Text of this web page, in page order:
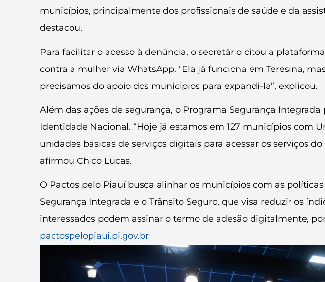
municípios, principalmente dos profissionais de saúde e da
destacou.
Para facilitar o acesso à denúncia, o secretário citou a
contra a mulher via WhatsApp. “Ela já funciona em Teresina,
precisamos do apoio dos municípios para expandi-la”, explicou.
Além das ações de segurança, o Programa Segurança
Identidade Nacional. “Hoje já estamos em 127 municípios com
unidades básicas de serviços digitais para acessar os serviços
afirmou Chico Lucas.
O Pactos pelo Piauí busca alinhar os municípios com as
Segurança Integrada e o Trânsito Seguro, que visa reduzir os
interessados podem assinar o termo de adesão digitalmente,
pactospelopiaui.pi.gov.br